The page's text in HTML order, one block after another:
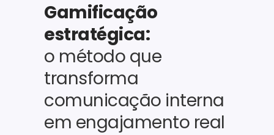
Gamificação
estratégica:
o método que
transforma
comunicação interna
em engajamento real